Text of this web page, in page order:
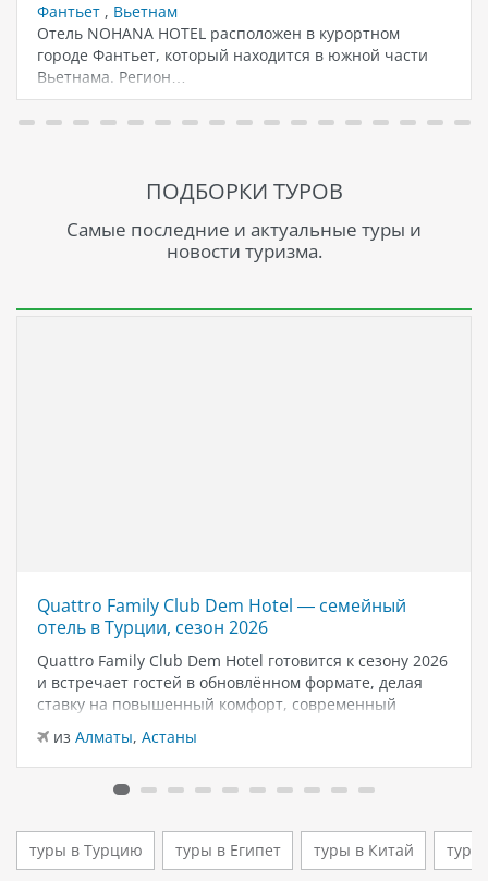
Фантьет , Вьетнам
Отель NOHANA HOTEL расположен в курортном
городе Фантьет, который находится в южной части
Вьетнама. Регион…
ПОДБОРКИ ТУРОВ
Самые последние и актуальные туры и
новости туризма.
Quattro Family Club Dem Hotel — семейный
отель в Турции, сезон 2026
Quattro Family Club Dem Hotel готовится к сезону 2026
и встречает гостей в обновлённом формате, делая
ставку на повышенный комфорт, современный
моря. Отель остаётся популярным выбором для тех,
кто ищет семейный отель в…
из Алматы, Астаны
туры в Турцию туры в Египет туры в Китай